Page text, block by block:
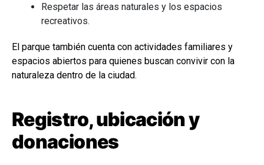
Respetar las áreas naturales y los espacios
recreativos.
El parque también cuenta con actividades familiares y
espacios abiertos para quienes buscan convivir con la
naturaleza dentro de la ciudad.
Registro, ubicación y
donaciones